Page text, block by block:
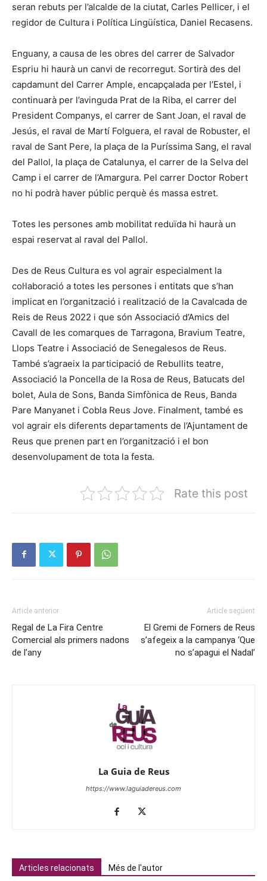
seran rebuts per l’alcalde de la ciutat, Carles Pellicer, i el
regidor de Cultura i Política Lingüística, Daniel Recasens.
Enguany, a causa de les obres del carrer de Salvador
Espriu hi haurà un canvi de recorregut. Sortirà des del
capdamunt del Carrer Ample, encapçalada per l’Estel, i
continuarà per l’avinguda Prat de la Riba, el carrer del
President Companys, el carrer de Sant Joan, el raval de
Jesús, el raval de Martí Folguera, el raval de Robuster, el
raval de Sant Pere, la plaça de la Puríssima Sang, el raval
del Pallol, la plaça de Catalunya, el carrer de la Selva del
Camp i el carrer de l’Amargura. Pel carrer Doctor Robert
no hi podrà haver públic perquè és massa estret.
Totes les persones amb mobilitat reduïda hi haurà un
espai reservat al raval del Pallol.
Des de Reus Cultura es vol agrair especialment la
col·laboració a totes les persones i entitats que s’han
implicat en l’organització i realització de la Cavalcada de
Reis de Reus 2022 i que són Associació d’Amics del
Cavall de les comarques de Tarragona, Bravium Teatre,
Llops Teatre i Associació de Senegalesos de Reus.
També s’agraeix la participació de Rebullits teatre,
Associació la Poncella de la Rosa de Reus, Batucats del
bolet, Aula de Sons, Banda Simfònica de Reus, Banda
Pare Manyanet i Cobla Reus Jove. Finalment, també es
vol agrair els diferents departaments de l’Ajuntament de
Reus que prenen part en l’organització i el bon
desenvolupament de tota la festa.
Rate this post
Article anterior
Regal de La Fira Centre
Comercial als primers nadons
de l’any
Article següent
El Gremi de Forners de Reus
s’afegeix a la campanya ‘Que
no s’apagui el Nadal’
La Guia de Reus
https://www.laguiadereus.com
Articles relacionats Més de l'autor